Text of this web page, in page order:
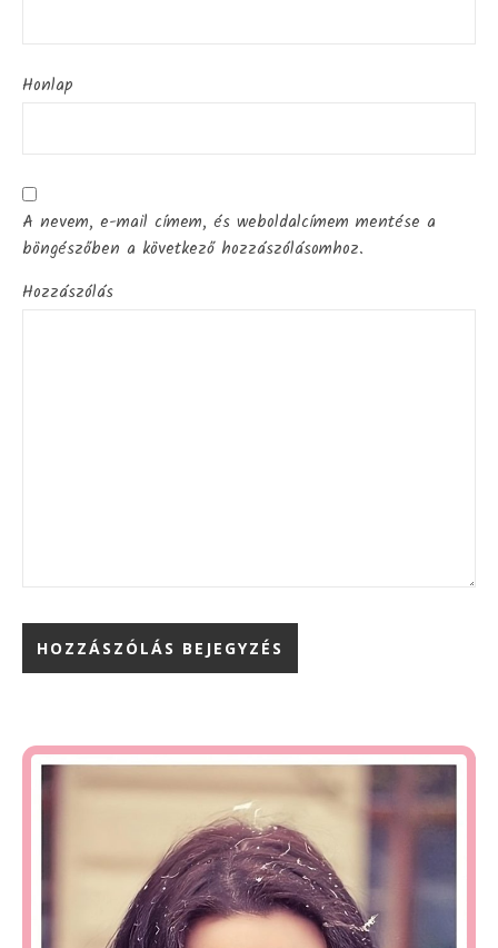
Honlap
A nevem, e-mail címem, és weboldalcímem mentése a
böngészőben a következő hozzászólásomhoz.
Hozzászólás